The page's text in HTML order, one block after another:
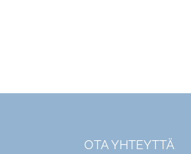
OTA YHTEYTTÄ